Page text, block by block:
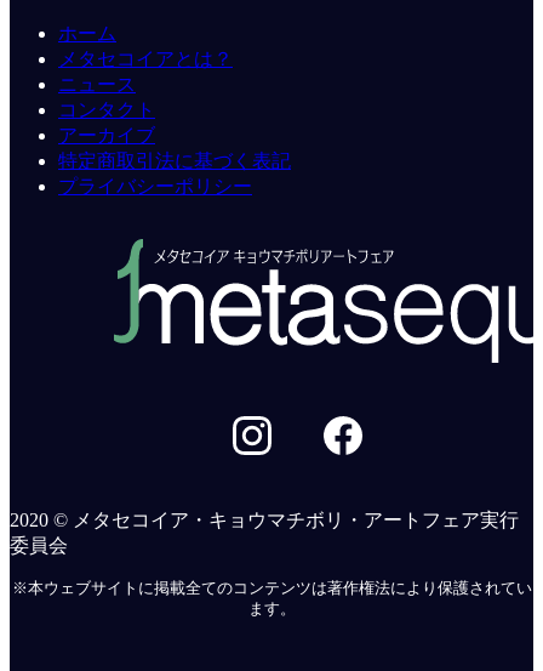
ホーム
メタセコイアとは？
ニュース
コンタクト
アーカイブ
特定商取引法に基づく表記
プライバシーポリシー
2020 © メタセコイア・キョウマチボリ・アートフェア実行
委員会
※本ウェブサイトに掲載全てのコンテンツは著作権法により保護されてい
ます。